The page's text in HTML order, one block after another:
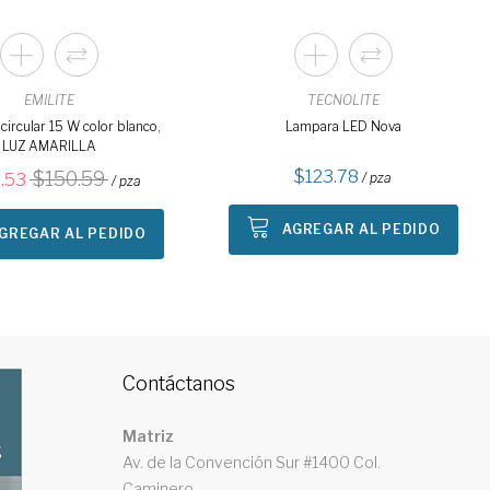
EMILITE
15 W color blanco,
LUZ AMARILLA
150.59 / pza
AL PEDIDO
TECNOLITE
Lampara LED Nova
123.78 / pza
AGREGAR AL PEDIDO
Contáctanos
Matriz
Av. de la Convención Sur #1400 Col.